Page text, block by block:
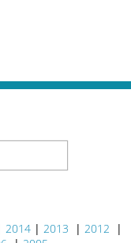
2014 |2013 | 2012 |